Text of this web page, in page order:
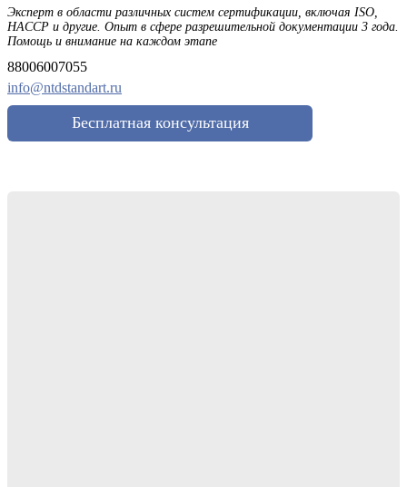
Эксперт в области различных систем сертификации, включая ISO,
HACCP и другие. Опыт в сфере разрешительной документации 3 года.
Помощь и внимание на каждом этапе
88006007055
info@ntdstandart.ru
Бесплатная консультация